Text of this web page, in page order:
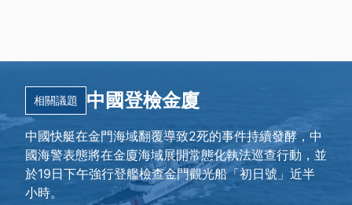
相關議題 中國登檢金廈
中國快艇在金門海域翻覆導致2死的事件持續發酵，中
國海警表態將在金廈海域展開常態化執法巡查行動，並
於19日下午強行登艦檢查金門觀光船「初日號」近半
小時。